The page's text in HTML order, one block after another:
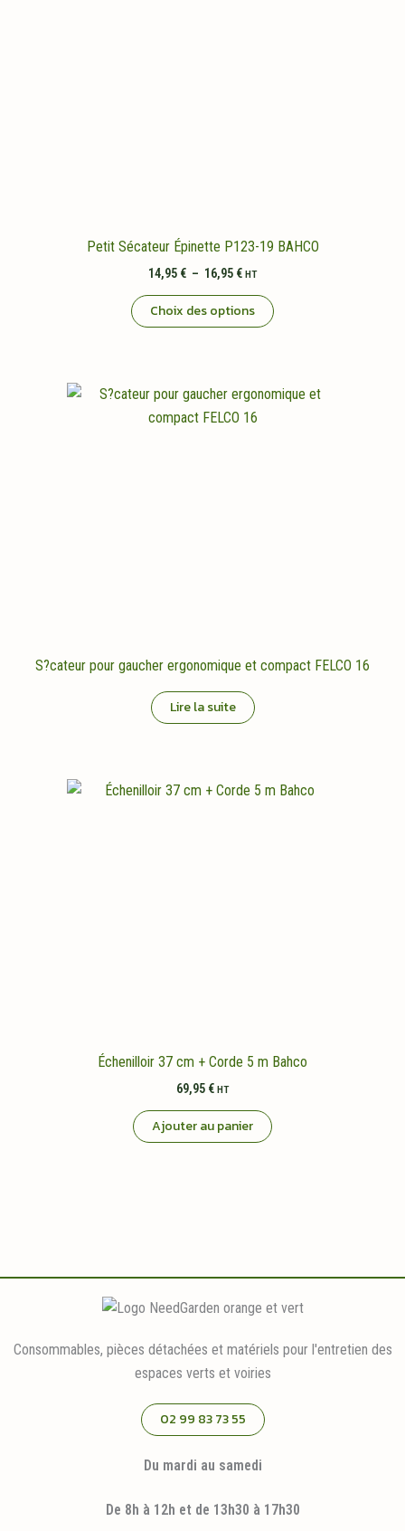
Petit Sécateur Épinette P123-19 BAHCO
14,95 € – 16,95 €Plage
prix :
14,95 €
HT
Choix des options
variations.
S?cateur pour gaucher ergonomique et compact FELCO 16
Lire la suite
Échenilloir 37 cm + Corde 5 m Bahco
69,95 € HT
Ajouter au panier
Consommables, pièces détachées et matériels pour l'entretien des
espaces verts et voiries
02 99 83 73 55
Du mardi au samedi
De 8h à 12h et de 13h30 à 17h30